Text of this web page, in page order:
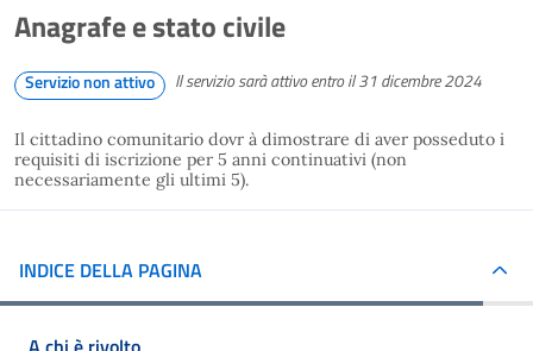
Anagrafe e stato civile
Servizio non attivo Il servizio sarà attivo entro il 31 dicembre 2024
Il cittadino comunitario dovr à dimostrare di aver posseduto i
requisiti di iscrizione per 5 anni continuativi (non
necessariamente gli ultimi 5).
INDICE DELLA PAGINA